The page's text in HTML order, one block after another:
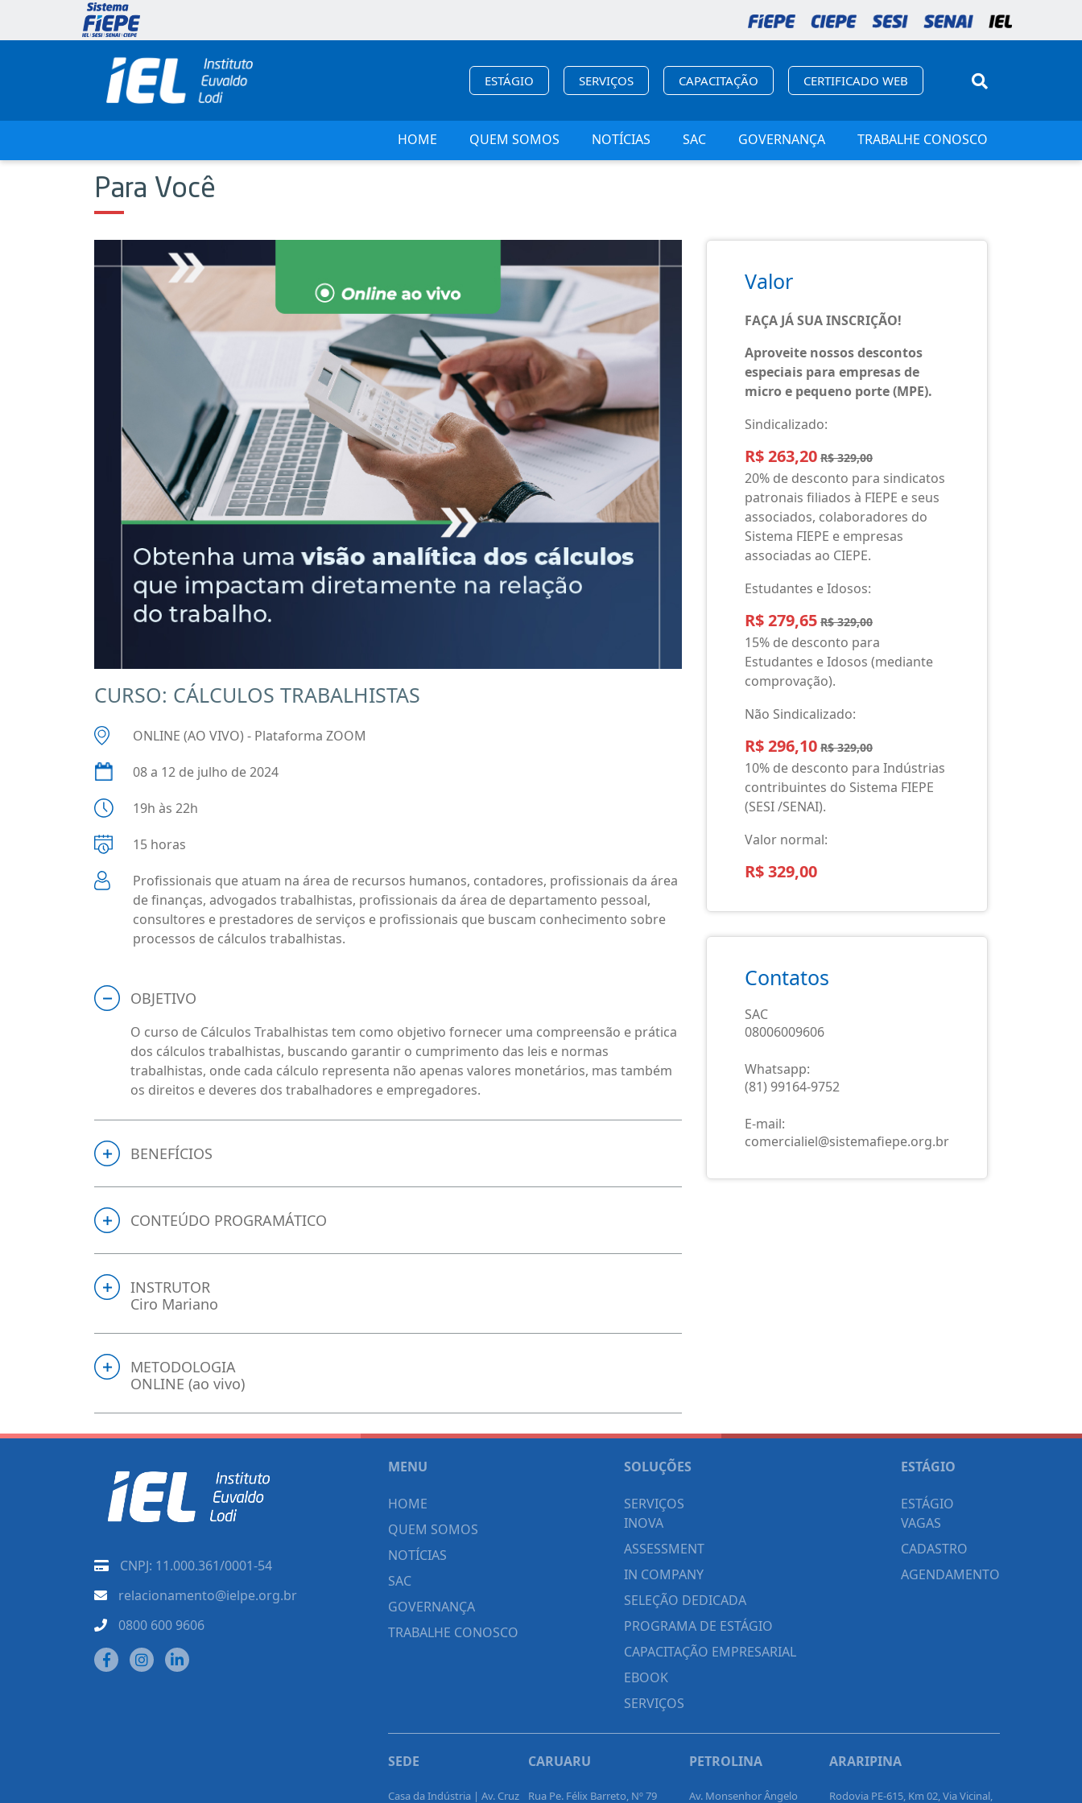
ESTÁGIO SERVIÇOS CAPACITAÇÃO CERTIFICADO WEB
HOME QUEM SOMOS NOTÍCIAS SAC GOVERNANÇA TRABALHE CONOSCO
Para Você
CURSO: CÁLCULOS TRABALHISTAS
ONLINE (AO VIVO) - Plataforma ZOOM
08 a 12 de julho de 2024
19h às 22h
15 horas
Profissionais que atuam na área de recursos humanos, contadores, profissionais da área
de finanças, advogados trabalhistas, profissionais da área de departamento pessoal,
consultores e prestadores de serviços e profissionais que buscam conhecimento sobre
processos de cálculos trabalhistas.
OBJETIVO
O curso de Cálculos Trabalhistas tem como objetivo fornecer uma compreensão e prática
dos cálculos trabalhistas, buscando garantir o cumprimento das leis e normas
trabalhistas, onde cada cálculo representa não apenas valores monetários, mas também
os direitos e deveres dos trabalhadores e empregadores.
BENEFÍCIOS
CONTEÚDO PROGRAMÁTICO
INSTRUTOR
Ciro Mariano
METODOLOGIA
ONLINE (ao vivo)
Valor
FAÇA JÁ SUA INSCRIÇÃO!
Aproveite nossos descontos
especiais para empresas de
micro e pequeno porte (MPE).
Sindicalizado:
R$ 263,20 R$ 329,00
20% de desconto para sindicatos
patronais filiados à FIEPE e seus
associados, colaboradores do
Sistema FIEPE e empresas
associadas ao CIEPE.
Estudantes e Idosos:
R$ 279,65 R$ 329,00
15% de desconto para
Estudantes e Idosos (mediante
comprovação).
Não Sindicalizado:
R$ 296,10 R$ 329,00
10% de desconto para Indústrias
contribuintes do Sistema FIEPE
(SESI /SENAI).
Valor normal:
R$ 329,00
Contatos
SAC
08006009606
Whatsapp:
(81) 99164-9752
E-mail:
comercialiel@sistemafiepe.org.br
CNPJ: 11.000.361/0001-54
relacionamento@ielpe.org.br
0800 600 9606
MENU
HOME
QUEM SOMOS
NOTÍCIAS
SAC
GOVERNANÇA
TRABALHE CONOSCO
SOLUÇÕES
SERVIÇOS
INOVA
ASSESSMENT
IN COMPANY
SELEÇÃO DEDICADA
PROGRAMA DE ESTÁGIO
CAPACITAÇÃO EMPRESARIAL
EBOOK
SERVIÇOS
ESTÁGIO
ESTÁGIO
VAGAS
CADASTRO
AGENDAMENTO
SEDE
Casa da Indústria | Av. Cruz
CARUARU
Rua Pe. Félix Barreto, Nº 79
PETROLINA
Av. Monsenhor Ângelo
ARARIPINA
Rodovia PE-615, Km 02, Via Vicinal,